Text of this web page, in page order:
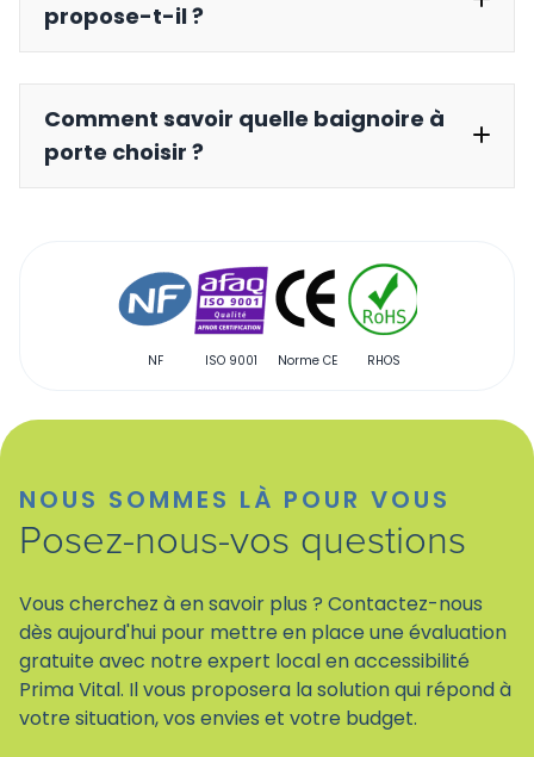
propose-t-il ?
Comment savoir quelle baignoire à
porte choisir ?
NF ISO 9001 Norme CE RHOS
NOUS SOMMES LÀ POUR VOUS
Posez-nous-vos questions
Vous cherchez à en savoir plus ? Contactez-nous
dès aujourd'hui pour mettre en place une évaluation
gratuite avec notre expert local en accessibilité
Prima Vital. Il vous proposera la solution qui répond à
votre situation, vos envies et votre budget.